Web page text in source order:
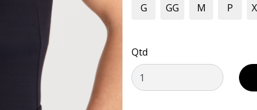
G GG M P
Qtd